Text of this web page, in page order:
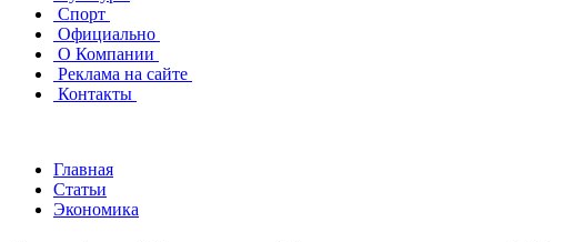
Спорт
Официально
О Компании
Реклама на сайте
Контакты
Главная
Статьи
Экономика